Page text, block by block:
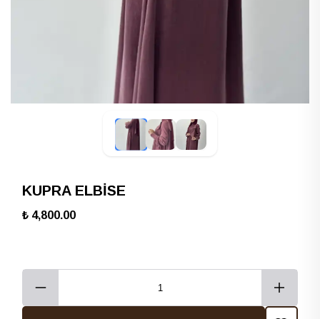
KUPRA ELBİSE
₺ 4,800.00